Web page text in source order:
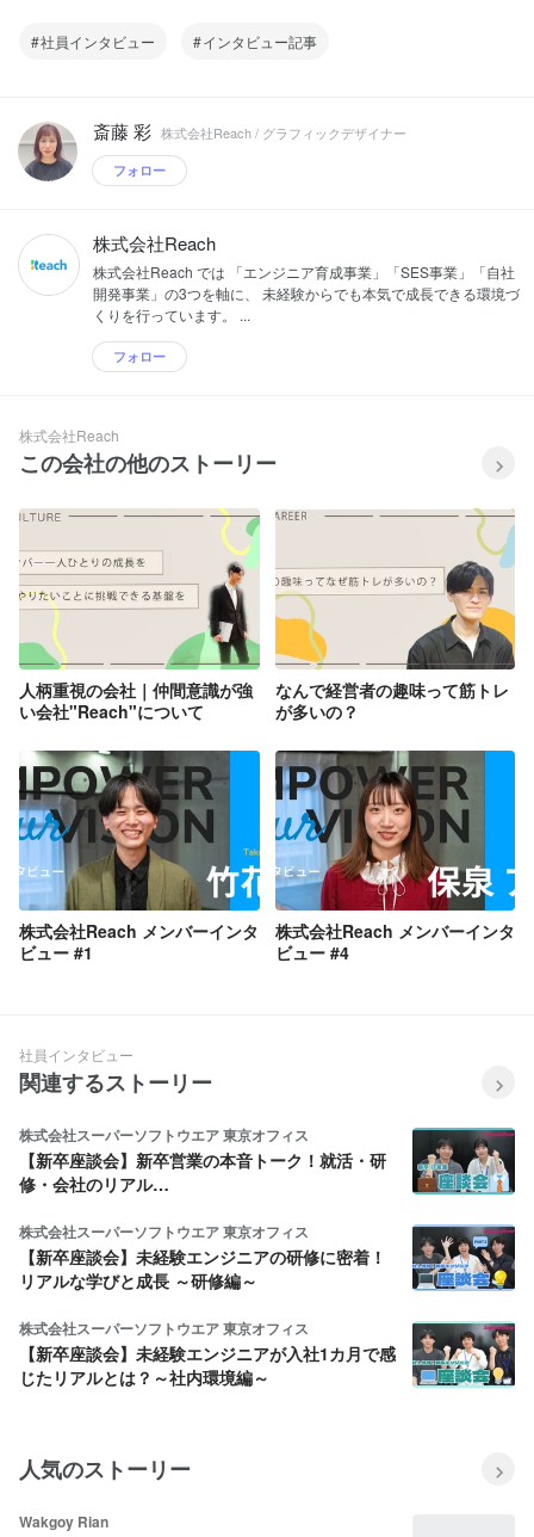
社員インタビュー インタビュー記事
斎藤 彩 株式会社Reach / グラフィックデザイナー
フォロー
株式会社Reach
株式会社Reach では 「エンジニア育成事業」「SES事業」「自社
開発事業」の3つを軸に、 未経験からでも本気で成長できる環境づ
くりを行っています。 ...
フォロー
株式会社Reach
この会社の他のストーリー
人柄重視の会社｜仲間意識が強
い会社"Reach"について
なんで経営者の趣味って筋トレ
が多いの？
株式会社Reach メンバーインタ
ビュー #1
株式会社Reach メンバーインタ
ビュー #4
社員インタビュー
関連するストーリー
株式会社スーパーソフトウエア 東京オフィス
【新卒座談会】新卒営業の本音トーク！就活・研
修・会社のリアル…
株式会社スーパーソフトウエア 東京オフィス
【新卒座談会】未経験エンジニアの研修に密着！
リアルな学びと成長 ～研修編～
株式会社スーパーソフトウエア 東京オフィス
【新卒座談会】未経験エンジニアが入社1カ月で感
じたリアルとは？～社内環境編～
人気のストーリー
Wakgoy Rian